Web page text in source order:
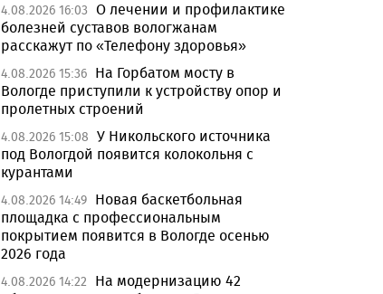
4.08.2026 16:03 О лечении и профилактике
болезней суставов вологжанам
расскажут по «Телефону здоровья»
4.08.2026 15:36 На Горбатом мосту в
Вологде приступили к устройству опор и
пролетных строений
4.08.2026 15:08 У Никольского источника
под Вологдой появится колокольня с
курантами
4.08.2026 14:49 Новая баскетбольная
площадка с профессиональным
покрытием появится в Вологде осенью
2026 года
4.08.2026 14:22
На модернизацию 42